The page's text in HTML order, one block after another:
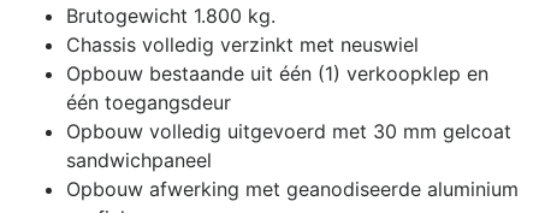
Brutogewicht 1.800 kg.
Chassis volledig verzinkt met neuswiel
Opbouw bestaande uit één (1) verkoopklep en
één toegangsdeur
Opbouw volledig uitgevoerd met 30 mm gelcoat
sandwichpaneel
Opbouw afwerking met geanodiseerde aluminium